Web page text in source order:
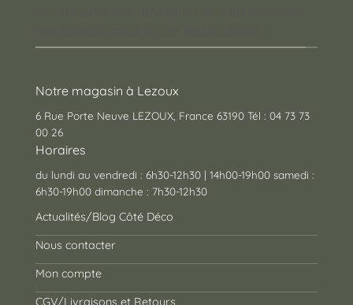
Notre magasin à Lezoux
6 Rue Porte Neuve LEZOUX, France 63190 Tél : 04 73 73
00 26
Horaires
du lundi au vendredi : 6h30-12h30 | 14h00-19h00 samedi :
6h30-19h00 dimanche : 7h30-12h30
Actualités/Blog Côté Déco
Nous contacter
Mon compte
CGV/Livraisons et Retours